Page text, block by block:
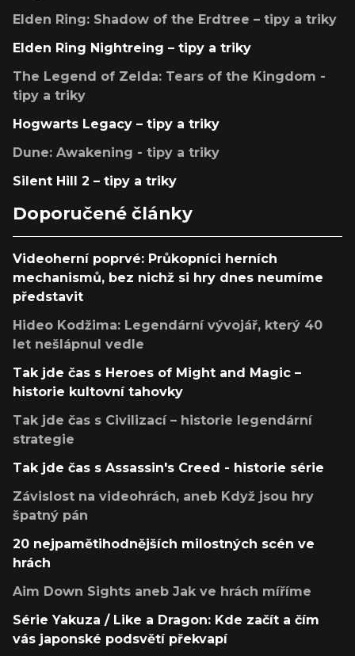
Elden Ring: Shadow of the Erdtree – tipy a triky
Elden Ring Nightreing – tipy a triky
The Legend of Zelda: Tears of the Kingdom -
tipy a triky
Hogwarts Legacy – tipy a triky
Dune: Awakening - tipy a triky
Silent Hill 2 – tipy a triky
Doporučené články
Videoherní poprvé: Průkopníci herních
mechanismů, bez nichž si hry dnes neumíme
představit
Hideo Kodžima: Legendární vývojář, který 40
let nešlápnul vedle
Tak jde čas s Heroes of Might and Magic –
historie kultovní tahovky
Tak jde čas s Civilizací – historie legendární
strategie
Tak jde čas s Assassin's Creed - historie série
Závislost na videohrách, aneb Když jsou hry
špatný pán
20 nejpamětihodnějších milostných scén ve
hrách
Aim Down Sights aneb Jak ve hrách míříme
Série Yakuza / Like a Dragon: Kde začít a čím
vás japonské podsvětí překvapí